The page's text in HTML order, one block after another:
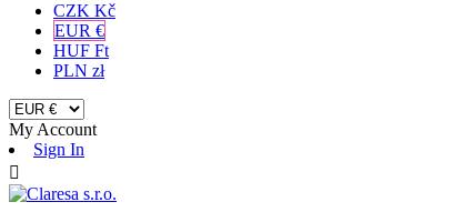
CZK Kč
EUR €
HUF Ft
PLN zł
My Account
Sign In
